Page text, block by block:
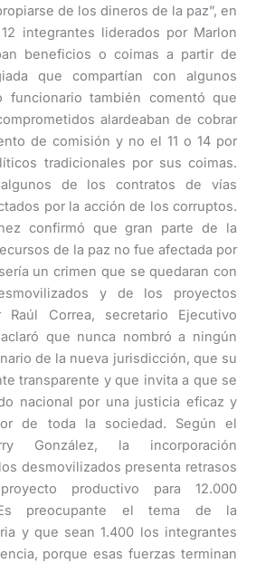
de los dineros de la paz”, en
integrantes liderados por Marlon
beneficios o coimas a partir de
que compartían con algunos
funcionario también comentó que
alardeaban de cobrar
de comisión y no el 11 o 14 por
tradicionales por sus coimas.
de los contratos de vías
por la acción de los corruptos.
confirmó que gran parte de la
de la paz no fue afectada por
un crimen que se quedaran con
y de los proyectos
Raúl Correa, secretario Ejecutivo
que nunca nombró a ningún
de la nueva jurisdicción, que su
transparente y que invita a que se
nacional por una justicia eficaz y
de toda la sociedad. Según el
González, la incorporación
desmovilizados presenta retrasos
productivo para 12.000
preocupante el tema de la
y que sean 1.400 los integrantes
porque esas fuerzas terminan